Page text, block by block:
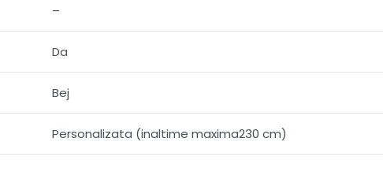
–
Da
Bej
Personalizata (inaltime maxima230 cm)